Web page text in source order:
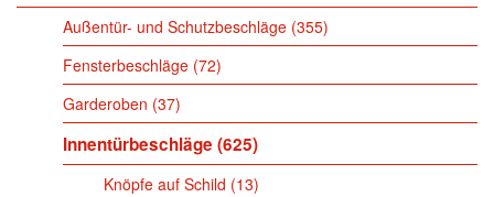
Außentür- und Schutzbeschläge 355
Fensterbeschläge 72
Garderoben 37
Innentürbeschläge 625
Knöpfe auf Schild 13